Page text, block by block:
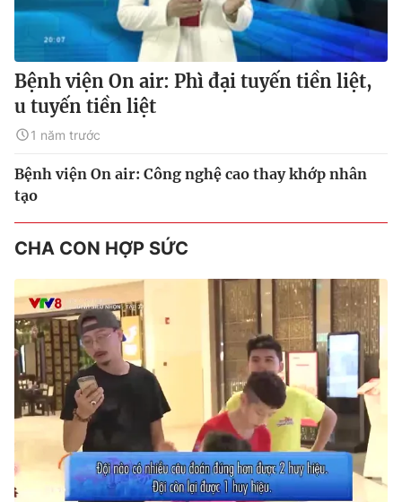
Bệnh viện On air: Phì đại tuyến tiền liệt,
u tuyến tiền liệt
1 năm trước
Bệnh viện On air: Công nghệ cao thay khớp nhân
tạo
CHA CON HỢP SỨC